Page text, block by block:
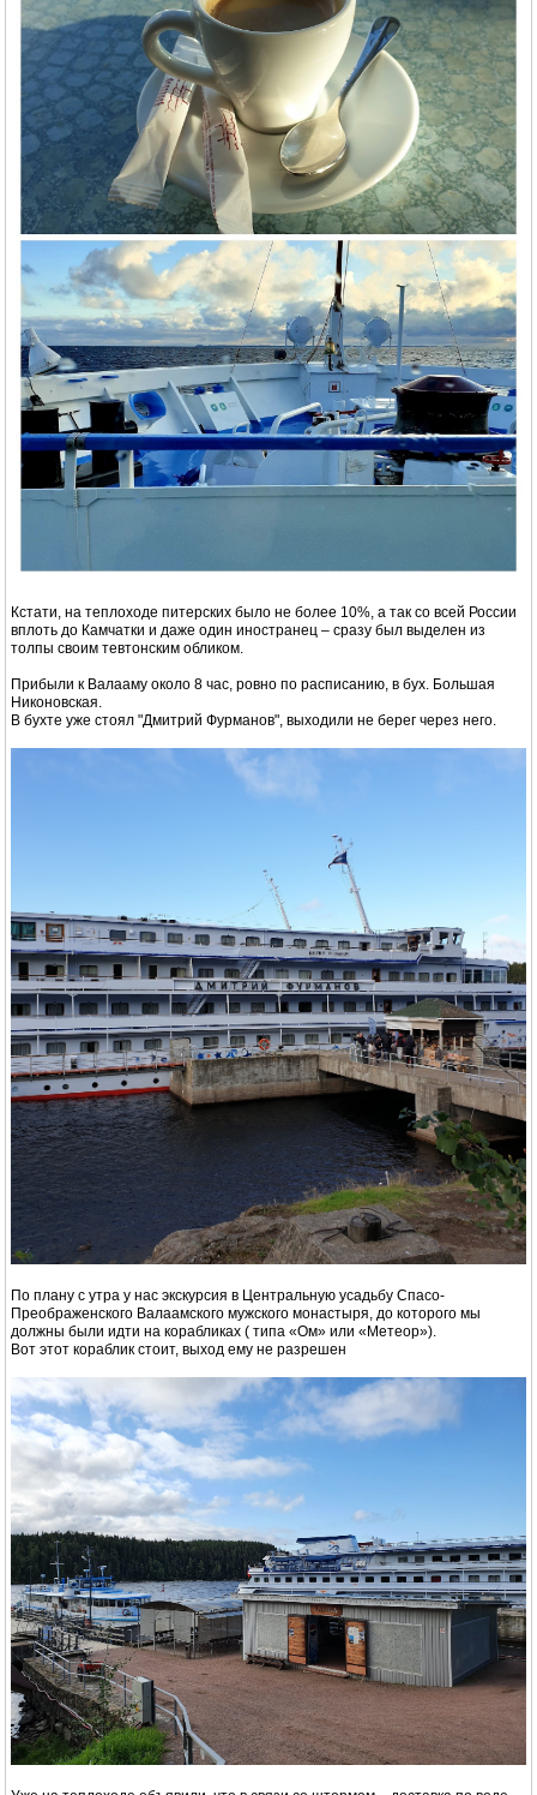
Кстати, на теплоходе питерских было не более 10%, а так со всей России
вплоть до Камчатки и даже один иностранец – сразу был выделен из
толпы своим тевтонским обликом.
Прибыли к Валааму около 8 час, ровно по расписанию, в бух. Большая
Никоновская.
В бухте уже стоял "Дмитрий Фурманов", выходили не берег через него.
По плану с утра у нас экскурсия в Центральную усадьбу Спасо-
Преображенского Валаамского мужского монастыря, до которого мы
должны были идти на корабликах ( типа «Ом» или «Метеор»).
Вот этот кораблик стоит, выход ему не разрешен